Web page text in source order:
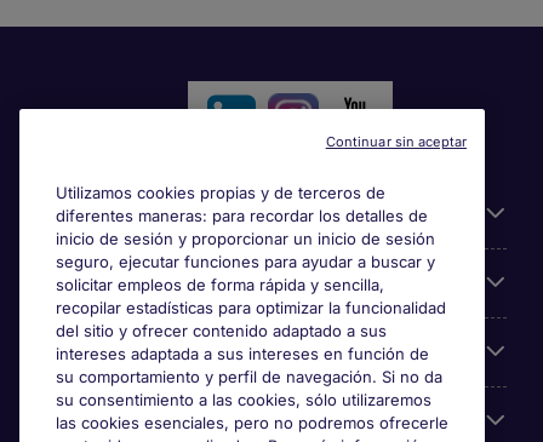
Información útil
Búsqueda de empleo
Empresas
Sobre Michael Page
Utilizamos cookies propias y de terceros de
diferentes maneras: para recordar los detalles de
inicio de sesión y proporcionar un inicio de sesión
seguro, ejecutar funciones para ayudar a buscar y
solicitar empleos de forma rápida y sencilla,
recopilar estadísticas para optimizar la funcionalidad
del sitio y ofrecer contenido adaptado a sus
intereses adaptada a sus intereses en función de
su comportamiento y perfil de navegación. Si no da
su consentimiento a las cookies, sólo utilizaremos
las cookies esenciales, pero no podremos ofrecerle
Continuar sin aceptar